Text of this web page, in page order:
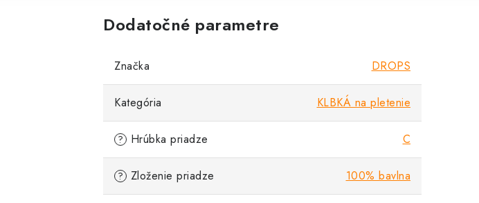
Dodatočné parametre
Značka DROPS
Kategória KLBKÁ na pletenie
? Hrúbka priadze C
? Zloženie priadze 100% bavlna